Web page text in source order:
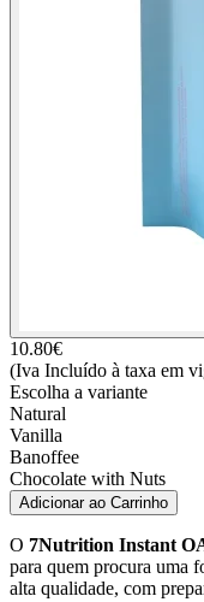
10.80€
(Iva Incluído à taxa em
Escolha a variante
Natural
Vanilla
Banoffee
Chocolate with Nuts
Adicionar ao Carrinho
O 7Nutrition Instant
para quem procura uma
alta qualidade, com